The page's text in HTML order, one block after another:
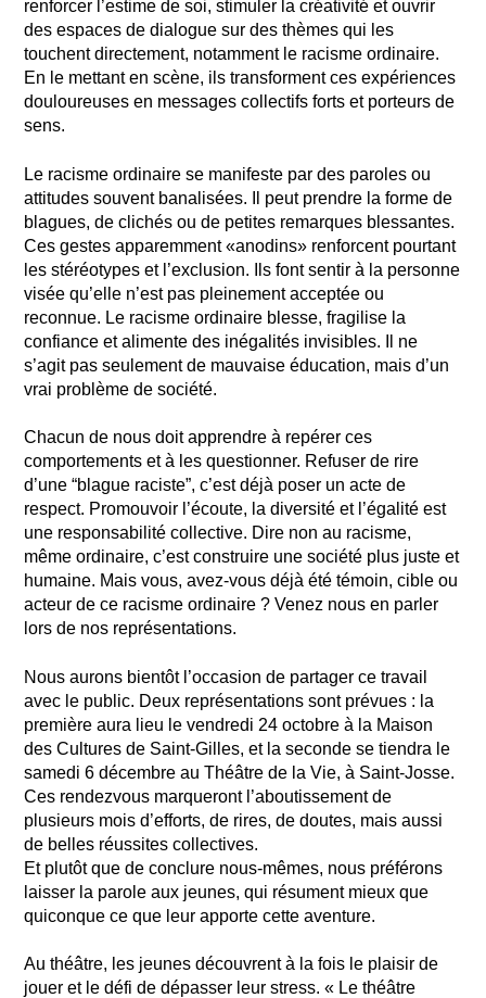
renforcer l’estime de soi, stimuler la créativité et ouvrir
des espaces de dialogue sur des thèmes qui les
touchent directement, notamment le racisme ordinaire.
En le mettant en scène, ils transforment ces expériences
douloureuses en messages collectifs forts et porteurs de
sens.
Le racisme ordinaire se manifeste par des paroles ou
attitudes souvent banalisées. Il peut prendre la forme de
blagues, de clichés ou de petites remarques blessantes.
Ces gestes apparemment «anodins» renforcent pourtant
les stéréotypes et l’exclusion. Ils font sentir à la personne
visée qu’elle n’est pas pleinement acceptée ou
reconnue. Le racisme ordinaire blesse, fragilise la
confiance et alimente des inégalités invisibles. Il ne
s’agit pas seulement de mauvaise éducation, mais d’un
vrai problème de société.
Chacun de nous doit apprendre à repérer ces
comportements et à les questionner. Refuser de rire
d’une “blague raciste”, c’est déjà poser un acte de
respect. Promouvoir l’écoute, la diversité et l’égalité est
une responsabilité collective. Dire non au racisme,
même ordinaire, c’est construire une société plus juste et
humaine. Mais vous, avez-vous déjà été témoin, cible ou
acteur de ce racisme ordinaire ? Venez nous en parler
lors de nos représentations.
Nous aurons bientôt l’occasion de partager ce travail
avec le public. Deux représentations sont prévues : la
première aura lieu le vendredi 24 octobre à la Maison
des Cultures de Saint-Gilles, et la seconde se tiendra le
samedi 6 décembre au Théâtre de la Vie, à Saint-Josse.
Ces rendezvous marqueront l’aboutissement de
plusieurs mois d’efforts, de rires, de doutes, mais aussi
de belles réussites collectives.
Et plutôt que de conclure nous-mêmes, nous préférons
laisser la parole aux jeunes, qui résument mieux que
quiconque ce que leur apporte cette aventure.
Au théâtre, les jeunes découvrent à la fois le plaisir de
jouer et le défi de dépasser leur stress. « Le théâtre